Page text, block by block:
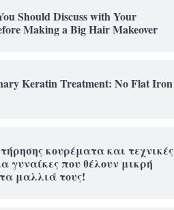
Should Discuss with Your
Making a Big Hair Makeover
Keratin Treatment: No Flat Iron
κουρέματα και τεχνικές
γυναίκες που θέλουν μικρή
μαλλιά τους!